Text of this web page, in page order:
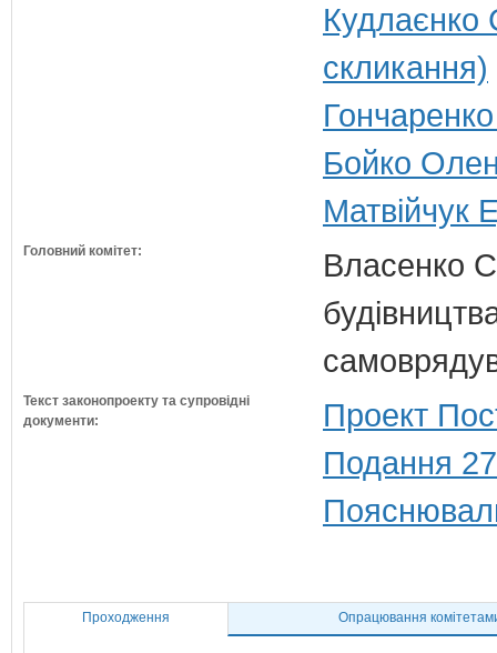
Кудлаєнко
скликання)
Бойко
Матвійчук
Головний комітет:
Власенко
Текст законопроекту та супровідні
документи:
Проект
Подання
Проходження Опрацювання